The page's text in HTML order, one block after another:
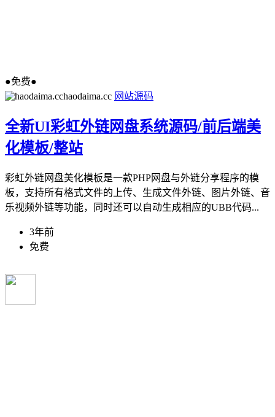
●免费●
haodaima.cc 网站源码
全新UI彩虹外链网盘系统源码/前后端美
化模板/整站
彩虹外链网盘美化模板是一款PHP网盘与外链分享程序的模
板，支持所有格式文件的上传、生成文件外链、图片外链、音
乐视频外链等功能，同时还可以自动生成相应的UBB代码...
3年前
免费